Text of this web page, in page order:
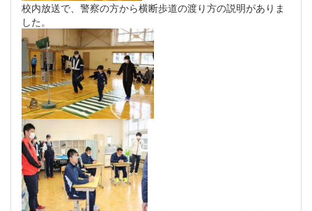
校内放送で、警察の方から横断歩道の渡り方の説明がありま
した。